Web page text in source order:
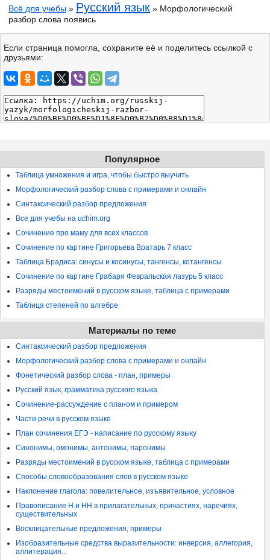
Всё для учебы » Русский язык » Морфологический
разбор слова появись
Если страница помогла, сохраните её и поделитесь ссылкой с
друзьями:
Популярное
Таблица умножения и игра, чтобы быстро выучить
Морфологический разбор слова с примерами и онлайн
Синтаксический разбор предложения
Все для учебы на uchim.org
Сочинение про маму для всех классов
Сочинение по картине Григорьева Вратарь 7 класс
Таблица Брадиса: синусы и косинусы, тангенсы, котангенсы
Сочинение по картине Грабаря Февральская лазурь 5 класс
Разряды местоимений в русском языке, таблица с примерами
Таблица степеней по алгебре
Материалы по теме
Синтаксический разбор предложения
Морфологический разбор слова с примерами и онлайн
Фонетический разбор слова - план, примеры
Русский язык, грамматика русского языка
Сочинение-рассуждение с планом и примером
Части речи в русском языке
План сочинения ЕГЭ - написание по русскому языку
Синонимы, омонимы, антонимы, паронимы
Разряды местоимений в русском языке, таблица с примерами
Способы словообразования слов в русском языке
Наклонение глагола: повелительное, изъявительное, условное
Правописание Н и НН в прилагательных, причастиях, наречиях,
существительных
Восклицательные предложения, примеры
Изобразительные средства выразительности: инверсия, аллегория,
аллитерация...